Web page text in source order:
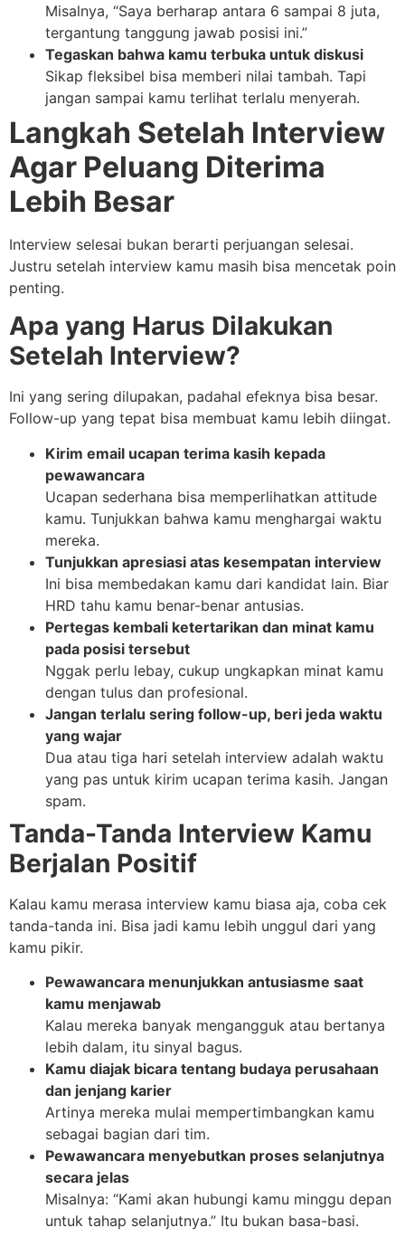
Misalnya, “Saya berharap antara 6 sampai 8 juta,
tergantung tanggung jawab posisi ini.”
Tegaskan bahwa kamu terbuka untuk diskusi
Sikap fleksibel bisa memberi nilai tambah. Tapi
jangan sampai kamu terlihat terlalu menyerah.
Langkah Setelah Interview
Agar Peluang Diterima
Lebih Besar
Interview selesai bukan berarti perjuangan selesai.
Justru setelah interview kamu masih bisa mencetak poin
penting.
Apa yang Harus Dilakukan
Setelah Interview?
Ini yang sering dilupakan, padahal efeknya bisa besar.
Follow-up yang tepat bisa membuat kamu lebih diingat.
Kirim email ucapan terima kasih kepada
pewawancara
Ucapan sederhana bisa memperlihatkan attitude
kamu. Tunjukkan bahwa kamu menghargai waktu
mereka.
Tunjukkan apresiasi atas kesempatan interview
Ini bisa membedakan kamu dari kandidat lain. Biar
HRD tahu kamu benar-benar antusias.
Pertegas kembali ketertarikan dan minat kamu
pada posisi tersebut
Nggak perlu lebay, cukup ungkapkan minat kamu
dengan tulus dan profesional.
Jangan terlalu sering follow-up, beri jeda waktu
yang wajar
Dua atau tiga hari setelah interview adalah waktu
yang pas untuk kirim ucapan terima kasih. Jangan
spam.
Tanda-Tanda Interview Kamu
Berjalan Positif
Kalau kamu merasa interview kamu biasa aja, coba cek
tanda-tanda ini. Bisa jadi kamu lebih unggul dari yang
kamu pikir.
Pewawancara menunjukkan antusiasme saat
kamu menjawab
Kalau mereka banyak mengangguk atau bertanya
lebih dalam, itu sinyal bagus.
Kamu diajak bicara tentang budaya perusahaan
dan jenjang karier
Artinya mereka mulai mempertimbangkan kamu
sebagai bagian dari tim.
Pewawancara menyebutkan proses selanjutnya
secara jelas
Misalnya: “Kami akan hubungi kamu minggu depan
untuk tahap selanjutnya.” Itu bukan basa-basi.